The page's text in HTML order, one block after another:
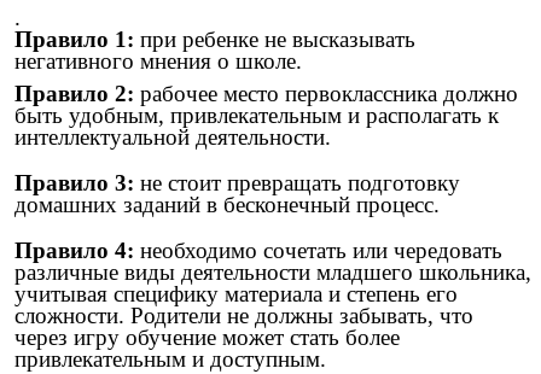
.
Правило 1: при ребенке не высказывать
негативного мнения о школе.
Правило 2: рабочее место первоклассника должно
быть удобным, привлекательным и располагать к
интеллектуальной деятельности.
Правило 3: не стоит превращать подготовку
домашних заданий в бесконечный процесс.
Правило 4: необходимо сочетать или чередовать
различные виды деятельности младшего школьника,
учитывая специфику материала и степень его
сложности. Родители не должны забывать, что
через игру обучение может стать более
привлекательным и доступным.